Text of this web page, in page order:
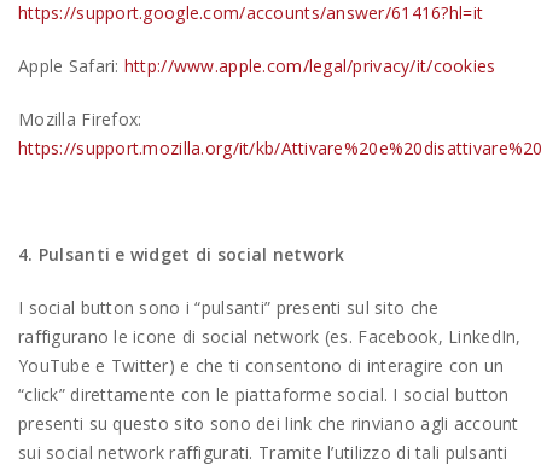
https://support.google.com/accounts/answer/61416?hl=it
Apple Safari: http://www.apple.com/legal/privacy/it/cookies
Mozilla Firefox:
https://support.mozilla.org/it/kb/
4. Pulsanti e widget di social network
I social button sono i “pulsanti” presenti sul sito che
raffigurano le icone di social network (es. Facebook, LinkedIn,
YouTube e Twitter) e che ti consentono di interagire con un
“click” direttamente con le piattaforme social. I social button
presenti su questo sito sono dei link che rinviano agli account
sui social network raffigurati. Tramite l’utilizzo di tali pulsanti